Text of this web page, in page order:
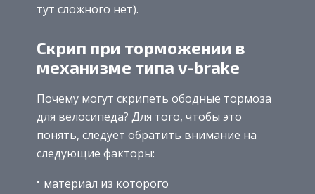
тут сложного нет).
Скрип при торможении в
механизме типа v-brake
Почему могут скрипеть ободные тормоза
для велосипеда? Для того, чтобы это
понять, следует обратить внимание на
следующие факторы:
материал из которого